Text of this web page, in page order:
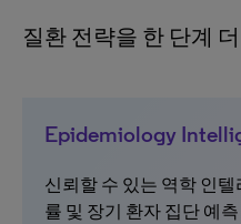
질환 전략을 한 단계
Epidemiology
신뢰할 수 있는 역학 인
률 및 장기 환자 집단 예